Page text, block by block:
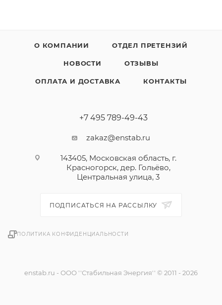
О КОМПАНИИ ОТДЕЛ ПРЕТЕНЗИЙ
НОВОСТИ ОТЗЫВЫ
ОПЛАТА И ДОСТАВКА КОНТАКТЫ
+7 495 789-49-43
zakaz@enstab.ru
143405, Московская область, г.
Красногорск, дер. Гольёво,
Центральная улица, 3
ПОДПИСАТЬСЯ НА РАССЫЛКУ
ПОЛИТИКА КОНФИДЕНЦИАЛЬНОСТИ
enstab.ru - ООО ''Стабильная Энергия'' © 2011 - 2026